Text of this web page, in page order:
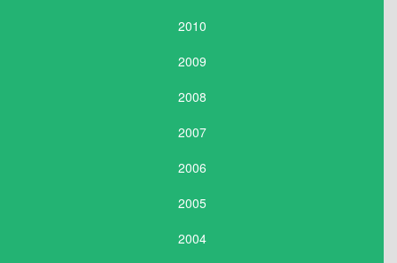
2010
2009
2008
2007
2006
2005
2004